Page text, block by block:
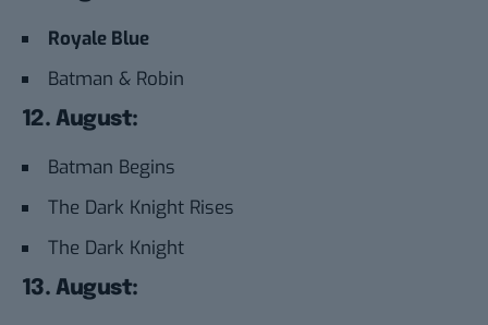
Royale Blue
Batman & Robin
12. August:
Batman Begins
The Dark Knight Rises
The Dark Knight
13. August: